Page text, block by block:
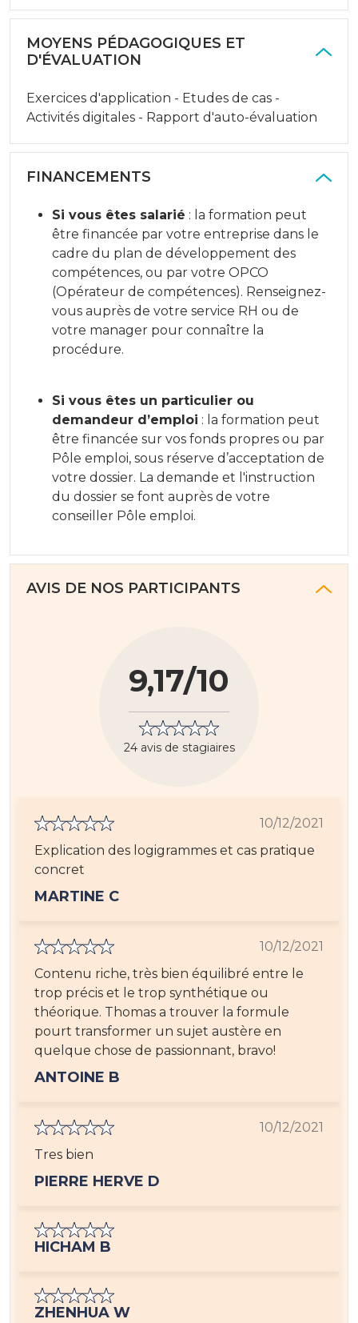
MOYENS PÉDAGOGIQUES ET
D'ÉVALUATION
Exercices d'application - Etudes de cas -
Activités digitales - Rapport d'auto-évaluation
FINANCEMENTS
Si vous êtes salarié : la formation peut
être financée par votre entreprise dans le
cadre du plan de développement des
compétences, ou par votre OPCO
(Opérateur de compétences). Renseignez-
vous auprès de votre service RH ou de
votre manager pour connaître la
procédure.
Si vous êtes un particulier ou
demandeur d’emploi : la formation peut
être financée sur vos fonds propres ou par
Pôle emploi, sous réserve d’acceptation de
votre dossier. La demande et l'instruction
du dossier se font auprès de votre
conseiller Pôle emploi.
AVIS DE NOS PARTICIPANTS
9,17/10
24 avis de stagiaires
10/12/2021
Explication des logigrammes et cas pratique
concret
MARTINE C
10/12/2021
Contenu riche, très bien équilibré entre le
trop précis et le trop synthétique ou
théorique. Thomas a trouver la formule
pourt transformer un sujet austère en
quelque chose de passionnant, bravo!
ANTOINE B
10/12/2021
Tres bien
PIERRE HERVE D
HICHAM B
ZHENHUA W